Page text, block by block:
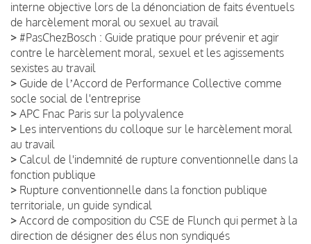
interne objective lors de la dénonciation de faits éventuels
de harcèlement moral ou sexuel au travail
> #PasChezBosch : Guide pratique pour prévenir et agir
contre le harcèlement moral, sexuel et les agissements
sexistes au travail
> Guide de lʼAccord de Performance Collective comme
socle social de l'entreprise
> APC Fnac Paris sur la polyvalence
> Les interventions du colloque sur le harcèlement moral
au travail
> Calcul de l'indemnité de rupture conventionnelle dans la
fonction publique
> Rupture conventionnelle dans la fonction publique
territoriale, un guide syndical
> Accord de composition du CSE de Flunch qui permet à la
direction de désigner des élus non syndiqués